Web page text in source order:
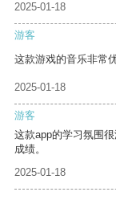
2025-01-18
游客
这款游戏的音乐非常
2025-01-18
游客
这款app的学习氛围
成绩。
2025-01-18